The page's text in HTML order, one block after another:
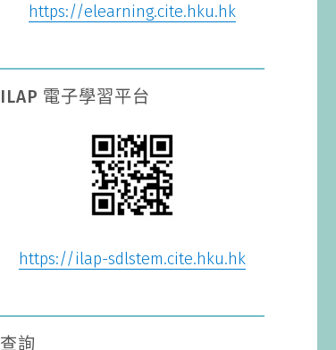
https://elearning.cite.hku.hk
ILAP 電子學習平台
https://ilap-sdlstem.cite.hku.hk
查詢